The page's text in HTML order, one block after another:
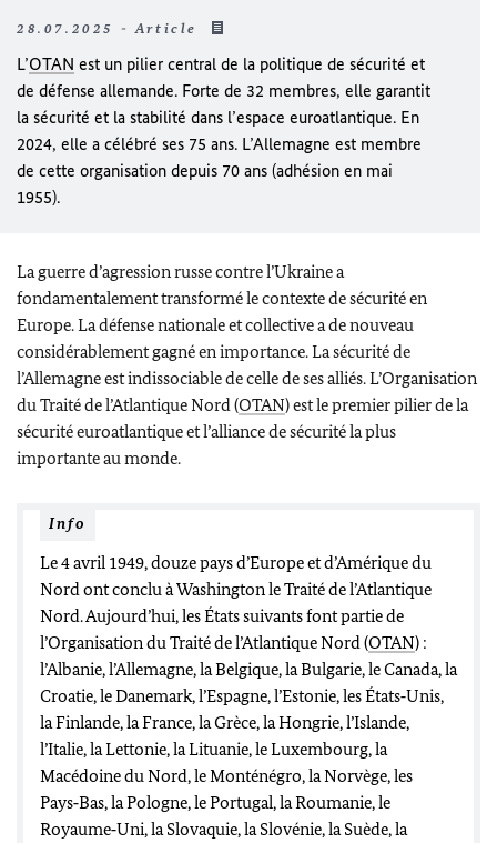
28.07.2025 - Article
L’OTAN est un pilier central de la politique de sécurité et
de défense allemande. Forte de 32 membres, elle garantit
la sécurité et la stabilité dans l’espace euroatlantique. En
2024, elle a célébré ses 75 ans. L’Allemagne est membre
de cette organisation depuis 70 ans (adhésion en mai
1955).
La guerre d’agression russe contre l’Ukraine a
fondamentalement transformé le contexte de sécurité en
Europe. La défense nationale et collective a de nouveau
considérablement gagné en importance. La sécurité de
l’Allemagne est indissociable de celle de ses alliés. L’Organisation
du Traité de l’Atlantique Nord (OTAN) est le premier pilier de la
sécurité euroatlantique et l’alliance de sécurité la plus
importante au monde.
Info
Le 4 avril 1949, douze pays d’Europe et d’Amérique du
Nord ont conclu àWashington le Traité de l’Atlantique
Nord. Aujourd’hui, les États suivants font partie de
l’Organisation du Traité de l’Atlantique Nord (OTAN) :
l’Albanie, l’Allemagne, la Belgique, la Bulgarie, le Canada, la
Croatie, le Danemark, l’Espagne, l’Estonie, les États‑Unis,
la Finlande, la France, la Grèce, la Hongrie, l’Islande,
l’Italie, la Lettonie, la Lituanie, le Luxembourg, la
Macédoine du Nord, le Monténégro, la Norvège, les
Pays‑Bas, la Pologne, le Portugal, la Roumanie, le
Royaume‑Uni, la Slovaquie, la Slovénie, la Suède, la